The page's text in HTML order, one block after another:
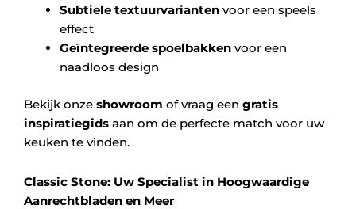
Subtiele textuurvarianten voor een speels
effect
Geïntegreerde spoelbakken voor een
naadloos design
Bekijk onze showroom of vraag een gratis
inspiratiegids aan om de perfecte match voor uw
keuken te vinden.
Classic Stone: Uw Specialist in Hoogwaardige
Aanrechtbladen en Meer